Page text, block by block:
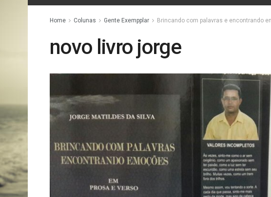
Home Colunas Gente Exempplar Brincando com palavras e encontrando
novo livro jorge